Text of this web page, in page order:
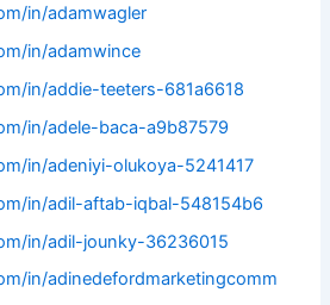
in/adamwagler
in/adamwince
in/addie-teeters-681a6618
in/adele-baca-a9b87579
in/adeniyi-olukoya-5241417
in/adil-aftab-iqbal-548154b6
in/adil-jounky-36236015
in/adinedefordmarketingcomm